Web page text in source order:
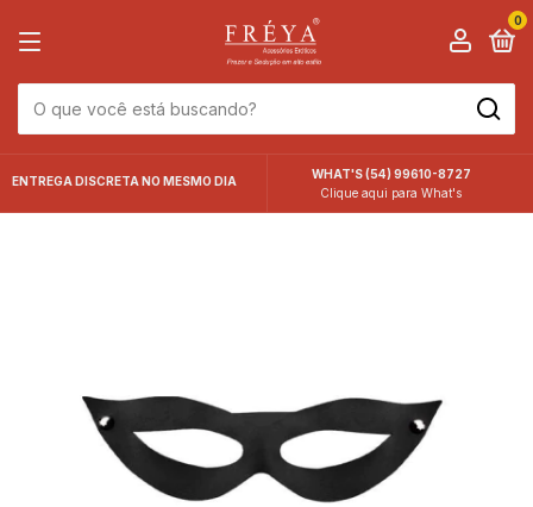
0
ENTREGA DISCRETA NO MESMO DIA
WHAT'S (54) 99610-8727
Clique aqui para What's